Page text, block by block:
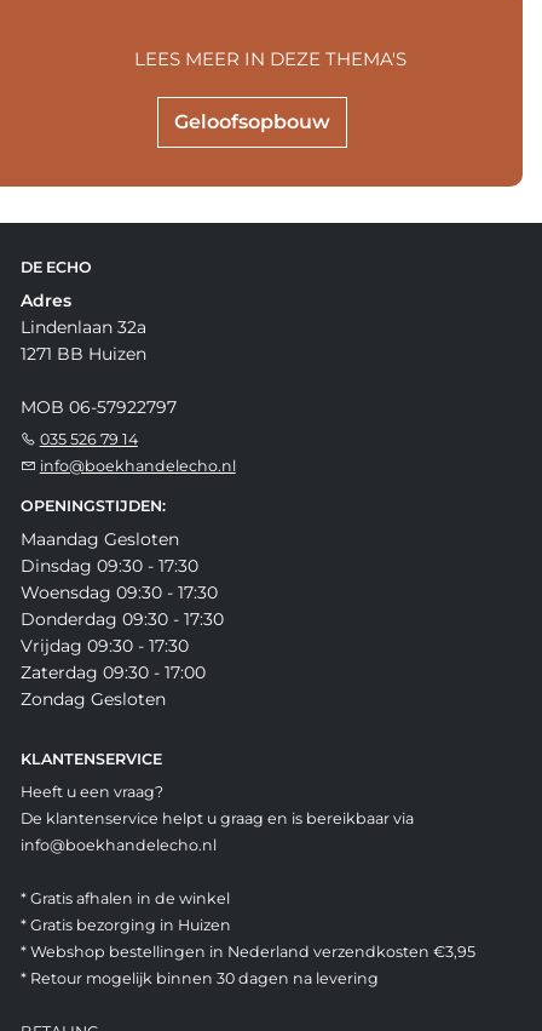
Geloofsopbouw
LEES MEER IN DEZE THEMA'S
DE ECHO
Adres
Lindenlaan 32a
1271 BB Huizen
MOB 06-57922797
035 526 79 14
info@boekhandelecho.nl
OPENINGSTIJDEN:
Maandag Gesloten
Dinsdag 09:30 - 17:30
Woensdag 09:30 - 17:30
Donderdag 09:30 - 17:30
Vrijdag 09:30 - 17:30
Zaterdag 09:30 - 17:00
Zondag Gesloten
KLANTENSERVICE
Heeft u een vraag?
De klantenservice helpt u graag en is bereikbaar via
info@boekhandelecho.nl
* Gratis afhalen in de winkel
* Gratis bezorging in Huizen
* Webshop bestellingen in Nederland verzendkosten €3,95
* Retour mogelijk binnen 30 dagen na levering